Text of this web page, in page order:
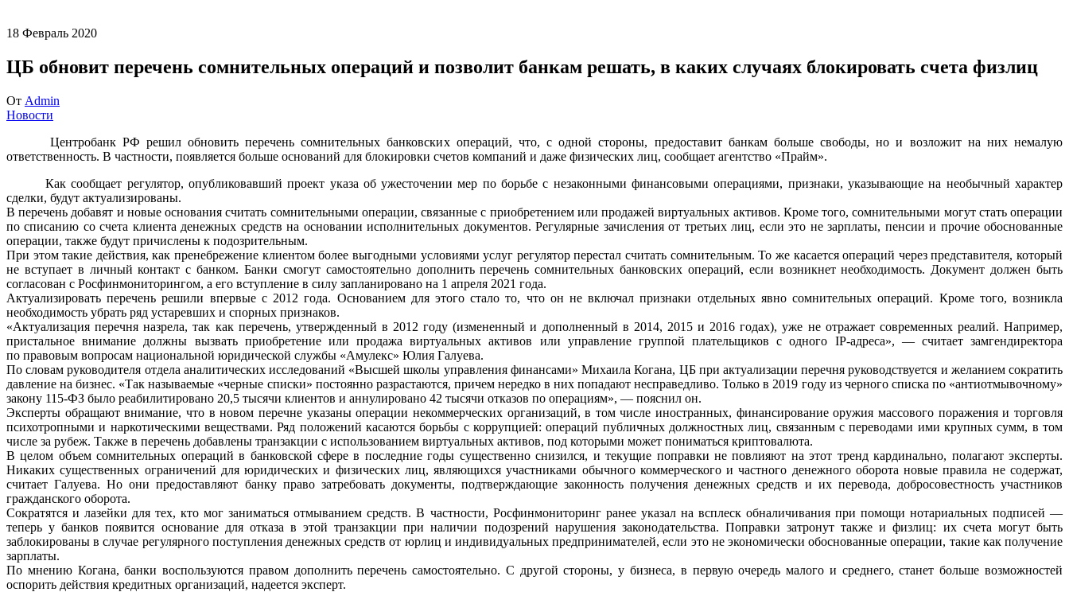
18 Февраль 2020
ЦБ обновит перечень сомнительных операций и позволит банкам решать, в каких случаях блокировать счета физлиц
От Admin
Новости
Центробанк РФ решил обновить перечень сомнительных банковских операций, что, с одной стороны, предоставит банкам больше свободы, но и возложит на них немалую
ответственность. В частности, появляется больше оснований для блокировки счетов компаний и даже физических лиц, сообщает агентство «Прайм».
Как сообщает регулятор, опубликовавший проект указа об ужесточении мер по борьбе с незаконными финансовыми операциями, признаки, указывающие на необычный характер
сделки, будут актуализированы.
В перечень добавят и новые основания считать сомнительными операции, связанные с приобретением или продажей виртуальных активов. Кроме того, сомнительными могут стать операции
по списанию со счета клиента денежных средств на основании исполнительных документов. Регулярные зачисления от третьих лиц, если это не зарплаты, пенсии и прочие обоснованные
операции, также будут причислены к подозрительным.
При этом такие действия, как пренебрежение клиентом более выгодными условиями услуг регулятор перестал считать сомнительным. То же касается операций через представителя, который
не вступает в личный контакт с банком. Банки смогут самостоятельно дополнить перечень сомнительных банковских операций, если возникнет необходимость. Документ должен быть
согласован с Росфинмониторингом, а его вступление в силу запланировано на 1 апреля 2021 года.
Актуализировать перечень решили впервые с 2012 года. Основанием для этого стало то, что он не включал признаки отдельных явно сомнительных операций. Кроме того, возникла
необходимость убрать ряд устаревших и спорных признаков.
«Актуализация перечня назрела, так как перечень, утвержденный в 2012 году (измененный и дополненный в 2014, 2015 и 2016 годах), уже не отражает современных реалий. Например,
пристальное внимание должны вызвать приобретение или продажа виртуальных активов или управление группой плательщиков с одного IP-адреса», — считает замгендиректора
по правовым вопросам национальной юридической службы «Амулекс» Юлия Галуева.
По словам руководителя отдела аналитических исследований «Высшей школы управления финансами» Михаила Когана, ЦБ при актуализации перечня руководствуется и желанием сократить
давление на бизнес. «Так называемые «черные списки» постоянно разрастаются, причем нередко в них попадают несправедливо. Только в 2019 году из черного списка по «антиотмывочному»
закону 115-ФЗ было реабилитировано 20,5 тысячи клиентов и аннулировано 42 тысячи отказов по операциям», — пояснил он.
Эксперты обращают внимание, что в новом перечне указаны операции некоммерческих организаций, в том числе иностранных, финансирование оружия массового поражения и торговля
психотропными и наркотическими веществами. Ряд положений касаются борьбы с коррупцией: операций публичных должностных лиц, связанным с переводами ими крупных сумм, в том
числе за рубеж. Также в перечень добавлены транзакции с использованием виртуальных активов, под которыми может пониматься криптовалюта.
В целом объем сомнительных операций в банковской сфере в последние годы существенно снизился, и текущие поправки не повлияют на этот тренд кардинально, полагают эксперты.
Никаких существенных ограничений для юридических и физических лиц, являющихся участниками обычного коммерческого и частного денежного оборота новые правила не содержат,
считает Галуева. Но они предоставляют банку право затребовать документы, подтверждающие законность получения денежных средств и их перевода, добросовестность участников
гражданского оборота.
Сократятся и лазейки для тех, кто мог заниматься отмыванием средств. В частности, Росфинмониторинг ранее указал на всплеск обналичивания при помощи нотариальных подписей —
теперь у банков появится основание для отказа в этой транзакции при наличии подозрений нарушения законодательства. Поправки затронут также и физлиц: их счета могут быть
заблокированы в случае регулярного поступления денежных средств от юрлиц и индивидуальных предпринимателей, если это не экономически обоснованные операции, такие как получение
зарплаты.
По мнению Когана, банки воспользуются правом дополнить перечень самостоятельно. С другой стороны, у бизнеса, в первую очередь малого и среднего, станет больше возможностей
оспорить действия кредитных организаций, надеется эксперт.